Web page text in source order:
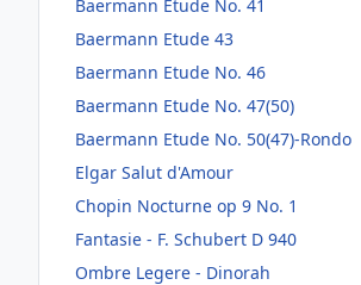
Baermann Etude No. 41
Baermann Etude 43
Baermann Etude No. 46
Baermann Etude No. 47(50)
Baermann Etude No. 50(47)-Rondo
Elgar Salut d'Amour
Chopin Nocturne op 9 No. 1
Fantasie - F. Schubert D 940
Ombre Legere - Dinorah